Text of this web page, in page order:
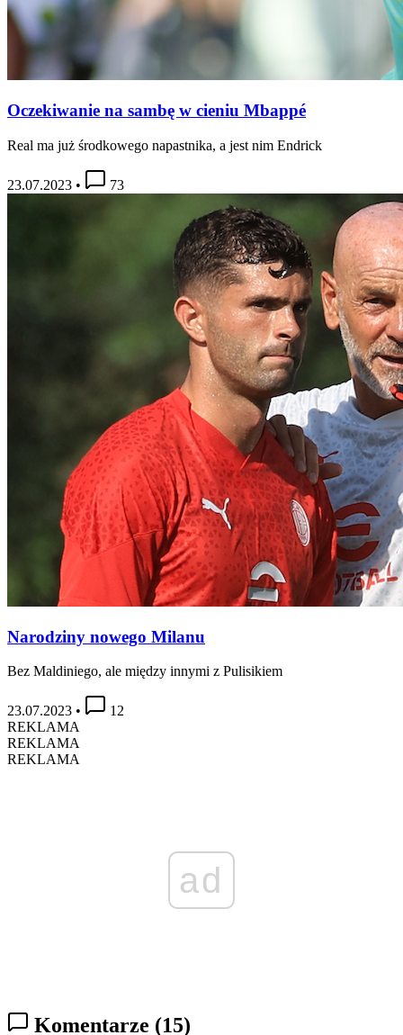
Oczekiwanie na sambę w cieniu Mbappé
Real ma już środkowego napastnika, a jest nim Endrick
23.07.2023 • 73
Narodziny nowego Milanu
Bez Maldiniego, ale między innymi z Pulisikiem
23.07.2023 •
12
REKLAMA
REKLAMA
REKLAMA
ad
Komentarze (15)